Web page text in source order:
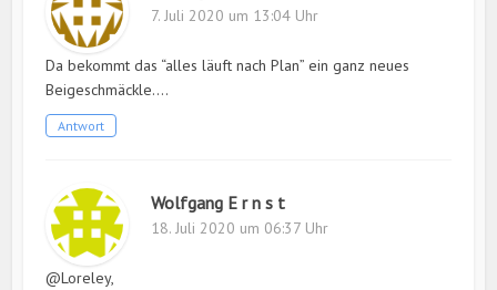
7. Juli 2020 um 13:04 Uhr
Da bekommt das “alles läuft nach Plan” ein ganz neues
Beigeschmäckle….
Antwort
Wolfgang E r n s t
18. Juli 2020 um 06:37 Uhr
@Loreley,